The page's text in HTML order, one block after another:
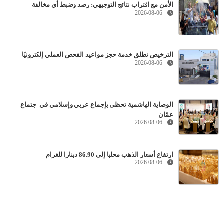
الأمن مع اقتراب نتائج التوجيهي: رصد وضبط أي مخالفة
2026-08-06
الترخيص تطلق خدمة حجز مواعيد الفحص العملي إلكترونيًا
2026-08-06
الوصاية الهاشمية تحظى بإجماع عربي وإسلامي في اجتماع
عمّان
2026-08-06
ارتفاع أسعار الذهب محليا إلى 86.90 دينارا للغرام
2026-08-06